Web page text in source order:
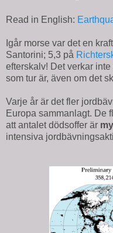
Read in English:
Igår morse var det en
Santorini; 5,3 på
efterskalv! Det verkar
som tur är, även om det
Varje år är det fler
Europa sammanlagt. De
att antalet dödsoffer är
intensiva